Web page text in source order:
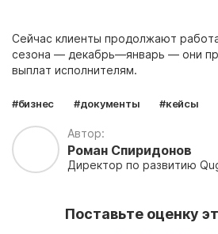
Сейчас клиенты продолжают
сезона — декабрь—январь — они
выплат исполнителям.
#бизнес #документы #кейсы
Автор:
Роман Спиридонов
Директор по развитию
Поставьте оценку